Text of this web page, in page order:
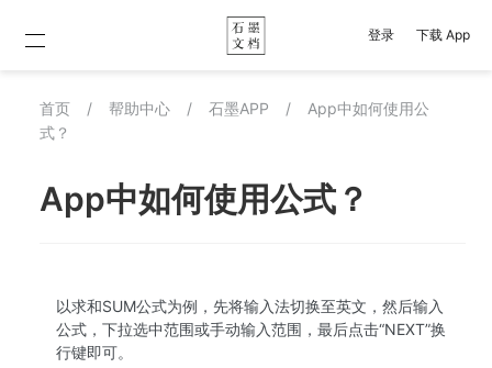
登录 下载 App
首页 / 帮助中心 / 石墨APP /
App中如何使用公
式？
App中如何使用公式？
以求和SUM公式为例，先将输入法切换至英文，然后输入
公式，下拉选中范围或手动输入范围，最后点击“NEXT”换
行键即可。